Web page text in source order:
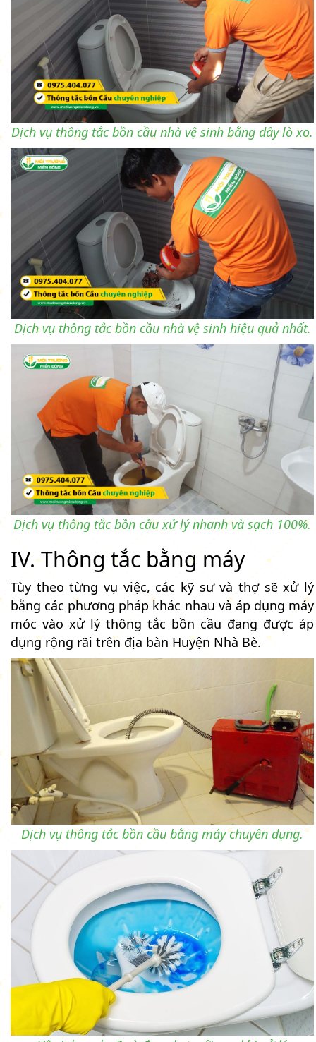
Dịch vụ thông tắc bồn cầu nhà vệ sinh bằng dây lò xo.
Dịch vụ thông tắc bồn cầu nhà vệ sinh hiệu quả nhất.
Dịch vụ thông tắc bồn cầu xử lý nhanh và sạch 100%.
IV. Thông tắc bằng máy
Tùy theo từng vụ việc, các kỹ sư và thợ sẽ xử lý
bằng các phương pháp khác nhau và áp dụng máy
móc vào xử lý thông tắc bồn cầu đang được áp
dụng rộng rãi trên địa bàn Huyện Nhà Bè.
Dịch vụ thông tắc bồn cầu bằng máy chuyên dụng.